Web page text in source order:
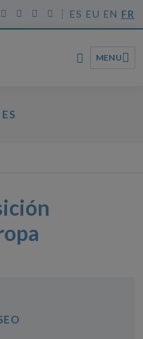
ES EU EN FR
MENU
en Europa